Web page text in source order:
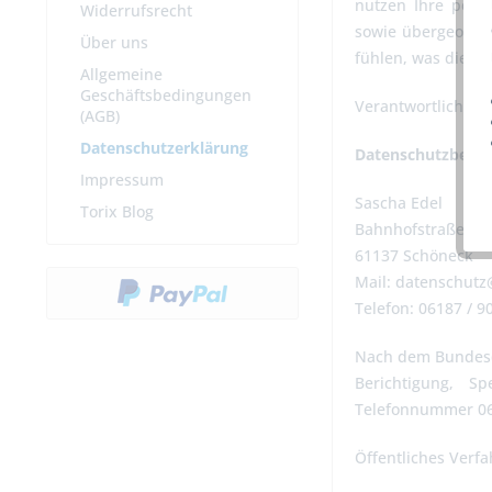
Widerrufsrecht
Über uns
Allgemeine
Geschäftsbedingungen
(AGB)
Datenschutzerklärung
Impressum
Torix Blog
nutzen Ihre
sowie
fühlen, was die
Verantwortliche
Sascha Edel
Bahnhofstraße 27-
61137 Schöneck
Mail:
Telefon: 06187 /
Nach dem
Berichtigung,
Telefonnummer
Öffentliches